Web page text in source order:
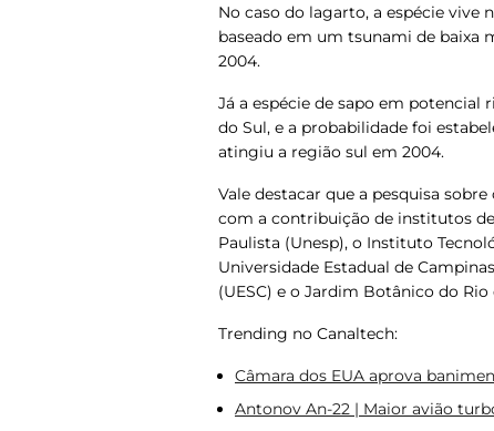
No caso do lagarto, a espécie vive
baseado em um tsunami de baixa
2004.
Já a espécie de sapo em potencial
do Sul, e a probabilidade foi
atingiu a região sul em 2004.
Vale destacar que a pesquisa
com a contribuição de institutos
Paulista (Unesp), o Instituto
Universidade Estadual de
(UESC) e o Jardim Botânico do Rio
Trending no Canaltech:
Câmara dos EUA aprova
Antonov An-22 | Maior avião